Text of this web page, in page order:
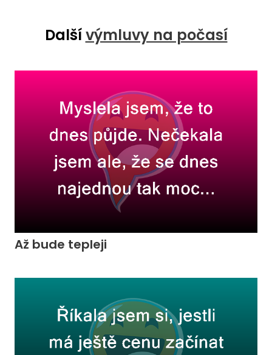
Dalšívýmluvy na počasí
Až bude tepleji